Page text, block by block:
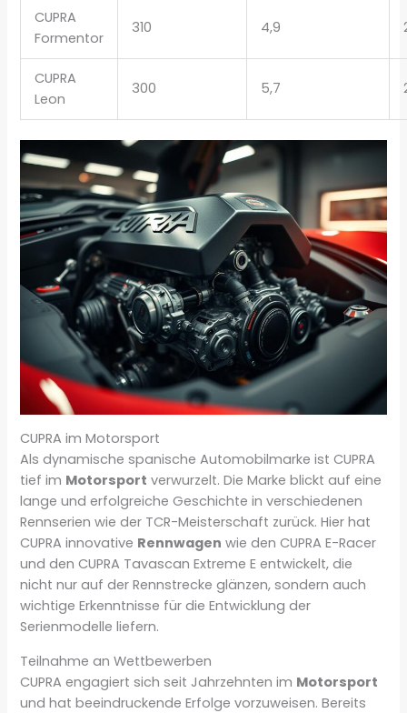
CUPRA
Formentor
310 4,9
CUPRA
Leon
300 5,7
CUPRA im Motorsport
Als dynamische spanische Automobilmarke ist CUPRA
tief im Motorsport verwurzelt. Die Marke blickt auf eine
lange und erfolgreiche Geschichte in verschiedenen
Rennserien wie der TCR-Meisterschaft zurück. Hier hat
CUPRA innovative Rennwagen wie den CUPRA E-Racer
und den CUPRA Tavascan Extreme E entwickelt, die
nicht nur auf der Rennstrecke glänzen, sondern auch
wichtige Erkenntnisse für die Entwicklung der
Serienmodelle liefern.
Teilnahme an Wettbewerben
CUPRA engagiert sich seit Jahrzehnten im Motorsport
und hat beeindruckende Erfolge vorzuweisen. Bereits